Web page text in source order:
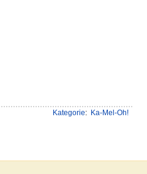
Kategorie: Ka-Mel-Oh!